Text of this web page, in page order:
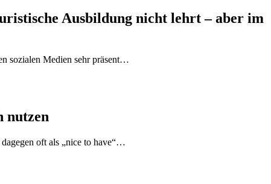
Ausbildung nicht lehrt – aber im
sozialen Medien sehr präsent…
nutzen
oft als „nice to have“…